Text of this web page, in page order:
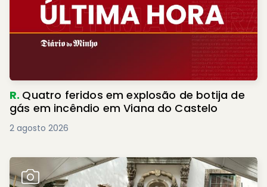
R. Quatro feridos em explosão de botija de
gás em incêndio em Viana do Castelo
2 agosto 2026